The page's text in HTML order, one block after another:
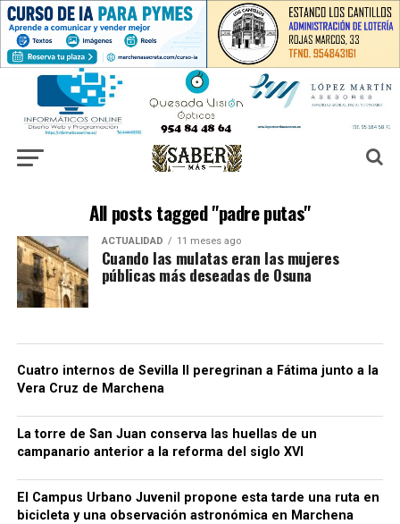
All posts tagged "padre putas"
ACTUALIDAD 11 meses ago
Cuando las mulatas eran las mujeres
públicas más deseadas de Osuna
Cuatro internos de Sevilla II peregrinan a Fátima junto a la
Vera Cruz de Marchena
La torre de San Juan conserva las huellas de un
campanario anterior a la reforma del siglo XVI
El Campus Urbano Juvenil propone esta tarde una ruta en
bicicleta y una observación astronómica en Marchena